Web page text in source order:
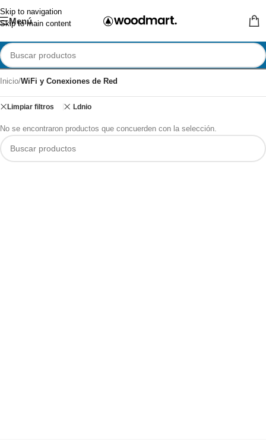
Skip to navigation
Skip to main content
Menú
Inicio/WiFi y Conexiones de Red
Limpiar filtros Ldnio
No se encontraron productos que concuerden con la selección.